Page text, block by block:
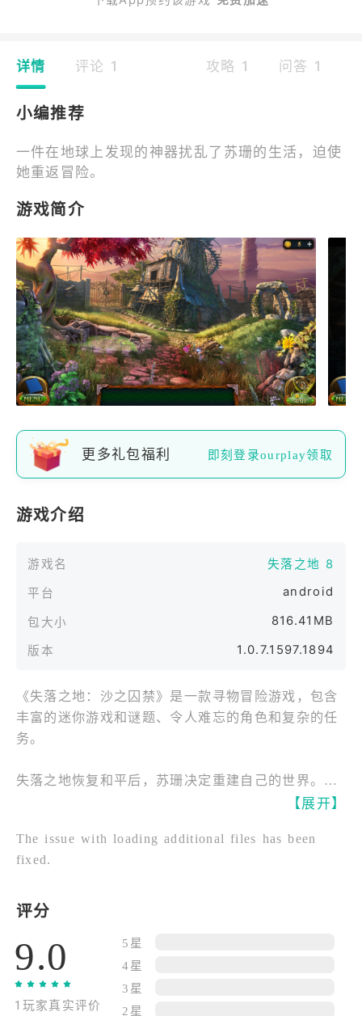
详情 评论 1 攻略 1 问答 1
小编推荐
一件在地球上发现的神器扰乱了苏珊的生活，迫使
她重返冒险。
游戏简介
更多礼包福利 即刻登录ourplay领取
游戏介绍
游戏名
失落之地 8
平台
android
包大小 816.41MB
版本 1.0.7.1597.1894
《失落之地：沙之囚禁》是一款寻物冒险游戏，包含
丰富的迷你游戏和谜题、令人难忘的角色和复杂的任
务。
失落之地恢复和平后，苏珊决定重建自己的世界。她
已成为一名尽职尽责的母亲和祖母。所有让她回忆起
听的故事。但有其母必有其子。吉姆无法靠近在地球
上发现的失落之地神器。他意外地释放了一个古老的
的家人。
在失落之地居民的帮助下，找到解除神秘诅咒的方
法。
欢迎熟悉的角色，结识新角色，与他们一起寻找解决
方案。
【展开】
The issue with loading additional files has been
fixed.
评分
9.0
1玩家真实评价
5星
4星
3星
2星